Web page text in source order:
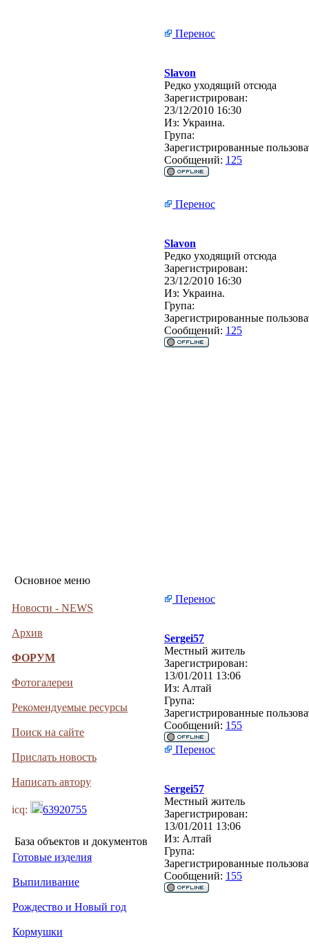
Основное меню
Новости - NEWS
Архив
ФОРУМ
Фотогалереи
Рекомендуемые ресурсы
Поиск на сайте
Прислать новость
Написать автору
icq: 63920755
База объектов и документов
Готовые изделия
Выпиливание
Рождество и Новый год
Кормушки
Перенос
Slavon
Редко уходящий отсюда
Зарегистрирован:
23/12/2010 16:30
Из: Украина.
Група:
Зарегистрированные
Сообщений: 125
Перенос
Slavon
Редко уходящий отсюда
Зарегистрирован:
23/12/2010 16:30
Из: Украина.
Група:
Зарегистрированные
Сообщений: 125
Перенос
Sergei57
Местный житель
Зарегистрирован:
13/01/2011 13:06
Из: Алтай
Група:
Зарегистрированные
Сообщений: 155
Перенос
Sergei57
Местный житель
Зарегистрирован:
13/01/2011 13:06
Из: Алтай
Група:
Зарегистрированные
Сообщений: 155